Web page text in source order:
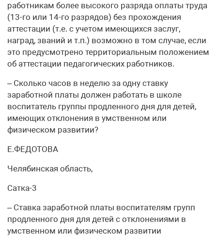
работникам более высокого разряда оплаты труда
(13-го или 14-го разрядов) без прохождения
аттестации (т.е. с учетом имеющихся заслуг,
наград, званий и т.п.) возможно в том случае, если
это предусмотрено территориальным положением
об аттестации педагогических работников.
– Сколько часов в неделю за одну ставку
заработной платы должен работать в школе
воспитатель группы продленного дня для детей,
имеющих отклонения в умственном или
физическом развитии?
Е.ФЕДОТОВА
Челябинская область,
Сатка-3
– Ставка заработной платы воспитателям групп
продленного дня для детей с отклонениями в
умственном или физическом развитии